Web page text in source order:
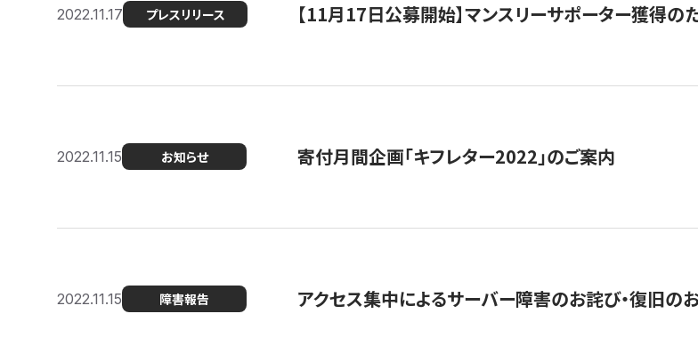
2022.11.17 プレスリリース 【11月17日公募開始】マンスリーサポーター獲得
2022.11.15 お知らせ 寄付月間企画「キフレター2022」のご案内
2022.11.15 障害報告 アクセス集中によるサーバー障害のお詫び・復旧の